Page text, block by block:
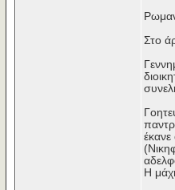
Στο
έκανε
Η